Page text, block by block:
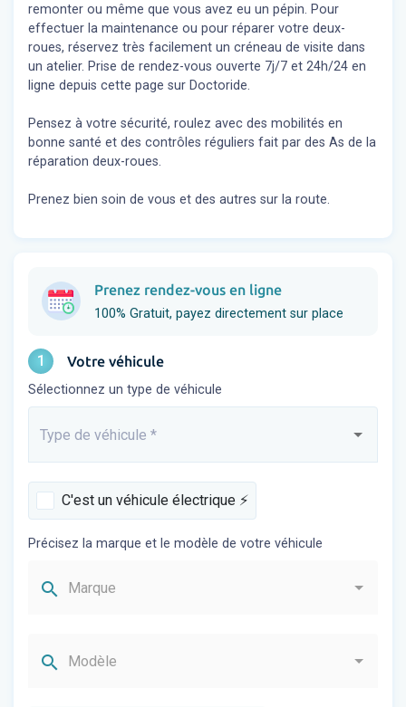
remonter ou même que vous avez eu un pépin. Pour
effectuer la maintenance ou pour réparer votre deux-
roues, réservez très facilement un créneau de visite dans
un atelier. Prise de rendez-vous ouverte 7j/7 et 24h/24 en
ligne depuis cette page sur Doctoride.
Pensez à votre sécurité, roulez avec des mobilités en
bonne santé et des contrôles réguliers fait par des As de la
réparation deux-roues.
Prenez bien soin de vous et des autres sur la route.
Prenez rendez-vous en ligne
100% Gratuit, payez directement sur place
1 Votre véhicule
Sélectionnez un type de véhicule
Saisissez...
Type de véhicule *
C'est un véhicule électrique ⚡️
Précisez la marque et le modèle de votre véhicule
search Marque
search Modèle